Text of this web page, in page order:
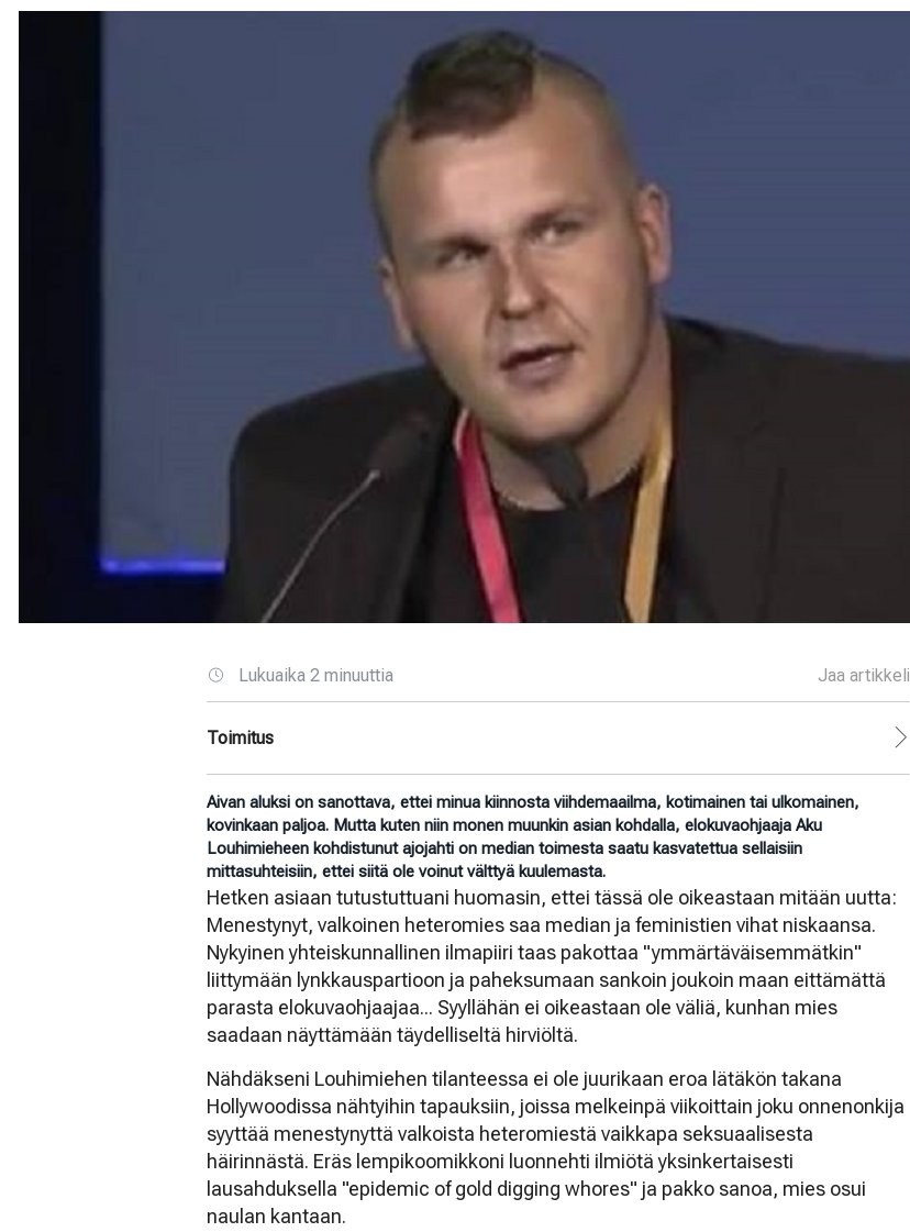
Lukuaika 2 minuuttia Jaa artikkeli
Toimitus
Aivan aluksi on sanottava, ettei minua kiinnosta viihdemaailma, kotimainen tai ulkomainen,
kovinkaan paljoa. Mutta kuten niin monen muunkin asian kohdalla, elokuvaohjaaja Aku
Louhimieheen kohdistunut ajojahti on median toimesta saatu kasvatettua sellaisiin
mittasuhteisiin, ettei siitä ole voinut välttyä kuulemasta.
Hetken asiaan tutustuttuani huomasin, ettei tässä ole oikeastaan mitään uutta:
Menestynyt, valkoinen heteromies saa median ja feministien vihat niskaansa.
Nykyinen yhteiskunnallinen ilmapiiri taas pakottaa "ymmärtäväisemmätkin"
liittymään lynkkauspartioon ja paheksumaan sankoin joukoin maan eittämättä
parasta elokuvaohjaajaa... Syyllähän ei oikeastaan ole väliä, kunhan mies
saadaan näyttämään täydelliseltä hirviöltä.
Nähdäkseni Louhimiehen tilanteessa ei ole juurikaan eroa lätäkön takana
Hollywoodissa nähtyihin tapauksiin, joissa melkeinpä viikoittain joku onnenonkija
syyttää menestynyttä valkoista heteromiestä vaikkapa seksuaalisesta
häirinnästä. Eräs lempikoomikkoni luonnehti ilmiötä yksinkertaisesti
lausahduksella "epidemic of gold digging whores" ja pakko sanoa, mies osui
naulan kantaan.